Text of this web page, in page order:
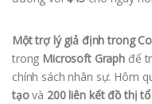
Một trợ lý giả định trong
trong Microsoft Graph để
chính sách nhân sự. Hôm
tạovà 200 liên kết đồ thị